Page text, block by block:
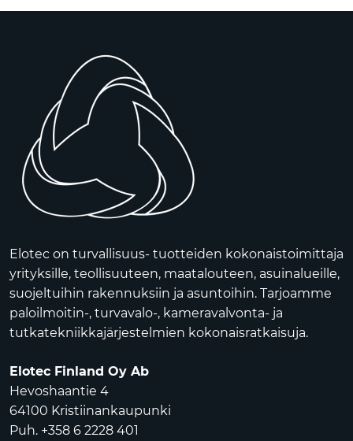
Elotec on turvallisuus- tuotteiden kokonaistoimittaja
yrityksille, teollisuuteen, maatalouteen, asuinalueille,
suojeltuihin rakennuksiin ja asuntoihin. Tarjoamme
paloilmoitin-, turvavalo-, kameravalvonta- ja
tutkatekniikkajärjestelmien kokonaisratkaisuja.
Elotec Finland Oy Ab
Hevoshaantie 4
64100 Kristiinankaupunki
Puh. +358 6 2228 401